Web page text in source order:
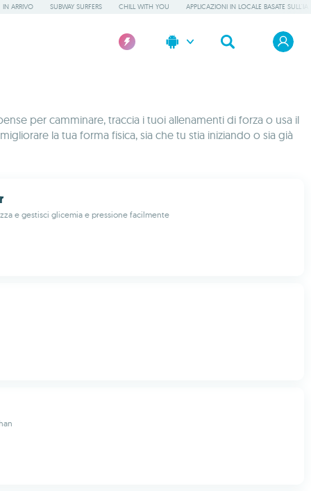
IN ARRIVO SUBWAY SURFERS CHILL WITH YOU APPLICAZIONI IN LOCALE BASATE SULL'IA
per camminare, traccia i tuoi allenamenti di forza o usa il
la tua forma fisica, sia che tu stia iniziando o sia già
e gestisci glicemia e pressione facilmente